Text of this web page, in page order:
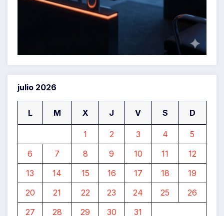
julio 2026
L M X J V S D
1 2 3 4
5
6
7 8 9 10 11
12
13
14 15 16 17 18
19
20
21 22 23 24 25
26
27
28 29 30 31